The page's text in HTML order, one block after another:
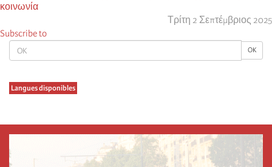
OK OK
Langues disponibles
κοινωνία
Τρίτη 2 Σεπτέμβριος 2025
Subscribe to